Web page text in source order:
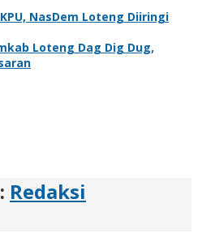
NasDem Loteng Diiringi
Loteng Dag Dig Dug,
Redaksi